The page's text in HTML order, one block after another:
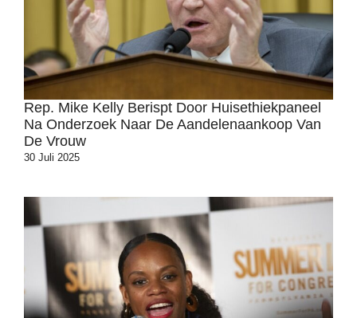
Rep. Mike Kelly Berispt Door Huisethiekpaneel
Na Onderzoek Naar De Aandelenaankoop Van
De Vrouw
30 Juli 2025